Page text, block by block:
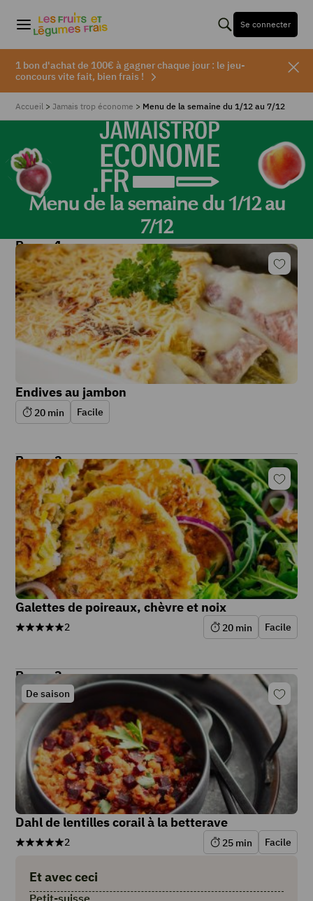
Se connecter
1 bon d'achat de 100€ à gagner chaque jour : le jeu-
concours vite fait, bien frais !
Accueil > Jamais trop économe > Menu de la semaine du 1/12 au 7/12
Jamais
trop
économe
Menu de la semaine du 1/12 au
7/12
Repas 1
Endives au jambon
20 min Facile
Repas 2
Galettes de poireaux, chèvre et noix
2 20 min Facile
Repas 3
De saison
Dahl de lentilles corail à la betterave
2 25 min Facile
Et avec ceci